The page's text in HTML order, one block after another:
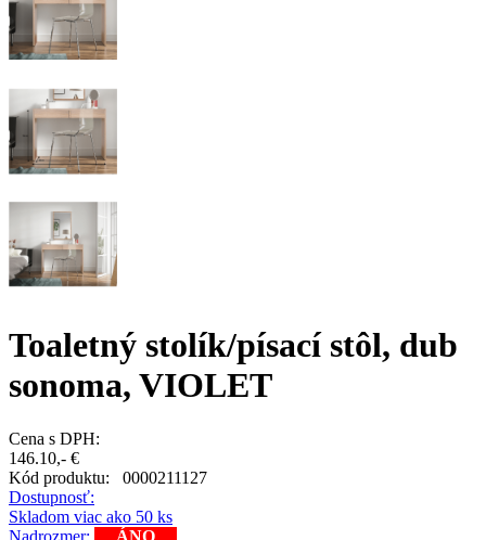
Toaletný stolík/písací stôl, dub
sonoma, VIOLET
Cena s DPH:
146.10,- €
Kód produktu: 0000211127
Dostupnosť:
Skladom viac ako 50 ks
Nadrozmer:
ÁNO